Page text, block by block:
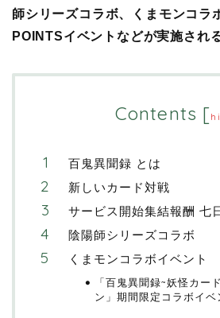
師シリーズコラボ、くまモンコラ
POINTSイベントなどが実施される
Contents [
百鬼異聞録 とは
新しいカード対戦
サービス開始集結報酬 七
陰陽師シリーズコラボ
くまモンコラボイベント
「百鬼異聞録~妖怪カー
ン」期間限定コラボイベ